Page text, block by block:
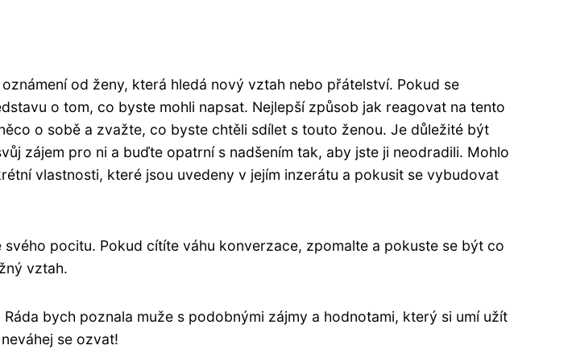
od ženy, která hledá nový vztah nebo přátelství. Pokud se
o tom, co byste mohli napsat. Nejlepší způsob jak reagovat na tento
o sobě a zvažte, co byste chtěli sdílet s touto ženou. Je důležité být
zájem pro ni a buďte opatrní s nadšením tak, aby jste ji neodradili. Mohlo
vlastnosti, které jsou uvedeny v jejím inzerátu a pokusit se vybudovat
pocitu. Pokud cítíte váhu konverzace, zpomalte a pokuste se být co
vztah.
bych poznala muže s podobnými zájmy a hodnotami, který si umí užít
se ozvat!